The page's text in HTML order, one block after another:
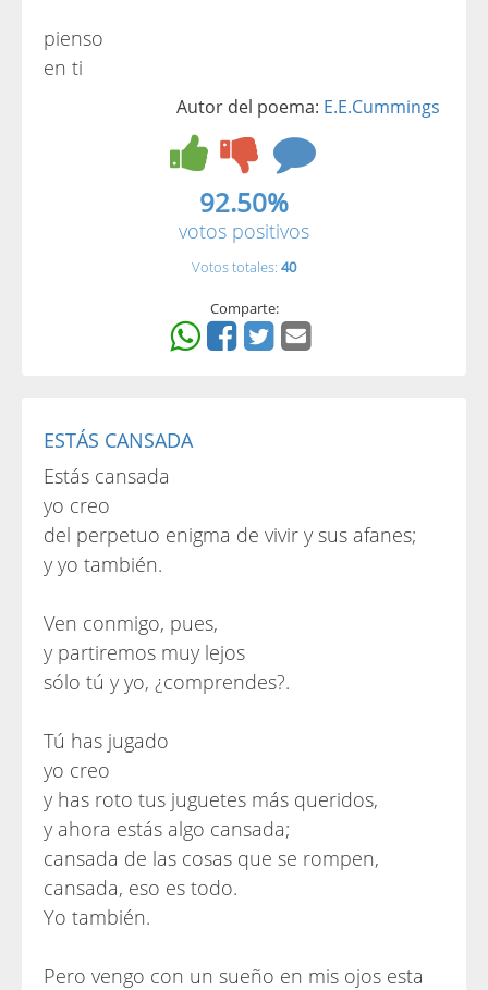
pienso
en ti
Autor del poema: E.E.Cummings
92.50%
votos positivos
Votos totales: 40
Comparte:
ESTÁS CANSADA
Estás cansada
yo creo
del perpetuo enigma de vivir y sus afanes;
y yo también.
Ven conmigo, pues,
y partiremos muy lejos
sólo tú y yo, ¿comprendes?.
Tú has jugado
yo creo
y has roto tus juguetes más queridos,
y ahora estás algo cansada;
cansada de las cosas que se rompen,
cansada, eso es todo.
Yo también.
Pero vengo con un sueño en mis ojos esta